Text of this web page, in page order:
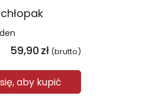
59,90 zł (brutto)
aby kupić